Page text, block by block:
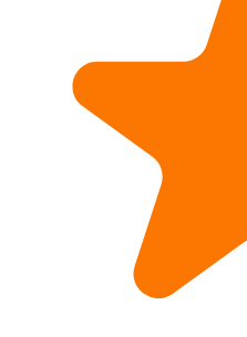
Seilendverschluss für
6mm Expanderseil